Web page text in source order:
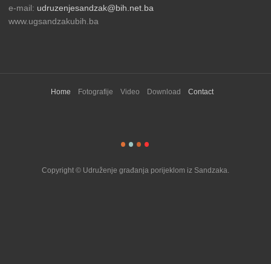
e-mail: udruzenjesandzak@bih.net.ba
www.ugsandzakubih.ba
Home Fotografije Video Download Contact
Copyright © Udruženje građanja porijeklom iz Sandzaka.